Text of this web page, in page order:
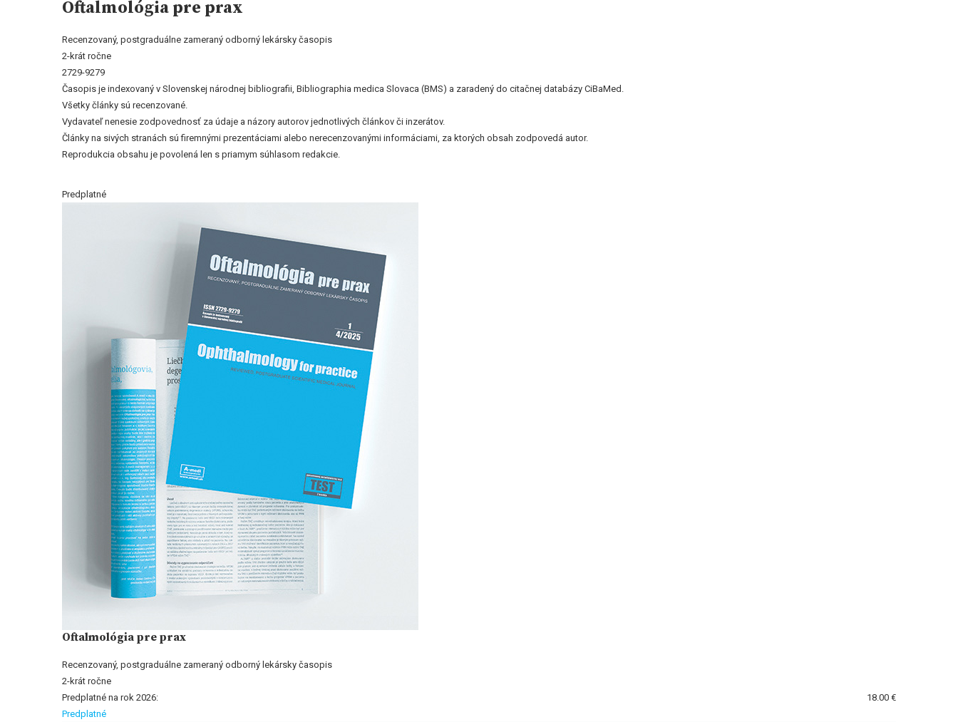
Oftalmológia pre prax
Recenzovaný, postgraduálne zameraný odborný lekársky časopis
2-krát ročne
2729-9279
Časopis je indexovaný v Slovenskej národnej bibliografii, Bibliographia medica Slovaca (BMS) a zaradený do citačnej databázy CiBaMed.
Všetky články sú recenzované.
Vydavateľ nenesie zodpovednosť za údaje a názory autorov jednotlivých článkov či inzerátov.
Články na sivých stranách sú firemnými prezentáciami alebo nerecenzovanými informáciami, za ktorých obsah zodpovedá autor.
Reprodukcia obsahu je povolená len s priamym súhlasom redakcie.
Predplatné
Oftalmológia pre prax
Recenzovaný, postgraduálne zameraný odborný lekársky časopis
2-krát ročne
Predplatné na rok 2026:
18.00 €
Predplatné